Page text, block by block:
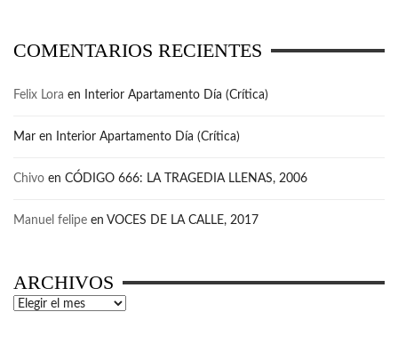
COMENTARIOS RECIENTES
Felix Lora en Interior Apartamento Día (Crítica)
Mar en Interior Apartamento Día (Crítica)
Chivo en CÓDIGO 666: LA TRAGEDIA LLENAS, 2006
Manuel felipe en VOCES DE LA CALLE, 2017
ARCHIVOS
Archivos